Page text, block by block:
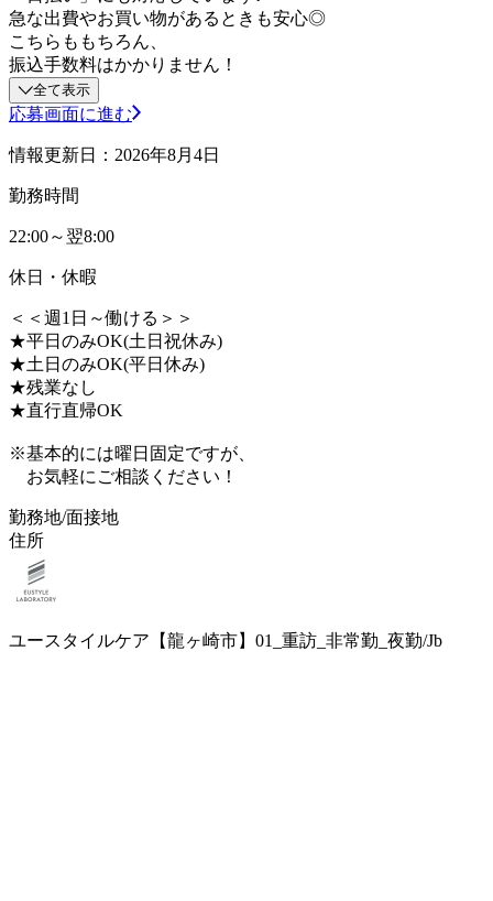
急な出費やお買い物があるときも安心◎
こちらももちろん、
振込手数料はかかりません！
全て表示
応募画面に進む
情報更新日：2026年8月4日
勤務時間
22:00～翌8:00
休日・休暇
＜＜週1日～働ける＞＞
★平日のみOK(土日祝休み)
★土日のみOK(平日休み)
★残業なし
★直行直帰OK
※基本的には曜日固定ですが、
お気軽にご相談ください！
勤務地/面接地
住所
ユースタイルケア【龍ヶ崎市】01_重訪_非常勤_夜勤/Jb